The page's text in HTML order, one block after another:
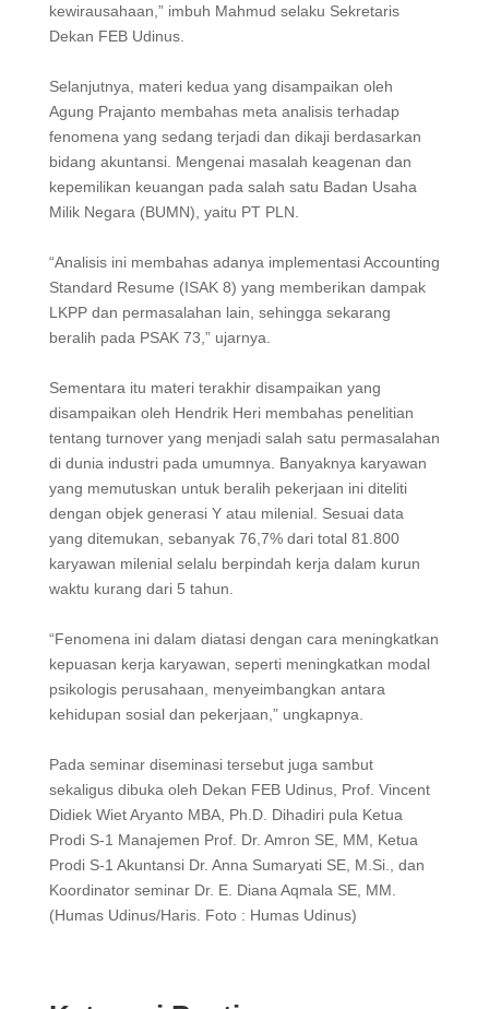
kewirausahaan,” imbuh Mahmud selaku Sekretaris
Dekan FEB Udinus.
Selanjutnya, materi kedua yang disampaikan oleh
Agung Prajanto membahas meta analisis terhadap
fenomena yang sedang terjadi dan dikaji berdasarkan
bidang akuntansi. Mengenai masalah keagenan dan
kepemilikan keuangan pada salah satu Badan Usaha
Milik Negara (BUMN), yaitu PT PLN.
“Analisis ini membahas adanya implementasi Accounting
Standard Resume (ISAK 8) yang memberikan dampak
LKPP dan permasalahan lain, sehingga sekarang
beralih pada PSAK 73,” ujarnya.
Sementara itu materi terakhir disampaikan yang
disampaikan oleh Hendrik Heri membahas penelitian
tentang turnover yang menjadi salah satu permasalahan
di dunia industri pada umumnya. Banyaknya karyawan
yang memutuskan untuk beralih pekerjaan ini diteliti
dengan objek generasi Y atau milenial. Sesuai data
yang ditemukan, sebanyak 76,7% dari total 81.800
karyawan milenial selalu berpindah kerja dalam kurun
waktu kurang dari 5 tahun.
“Fenomena ini dalam diatasi dengan cara meningkatkan
kepuasan kerja karyawan, seperti meningkatkan modal
psikologis perusahaan, menyeimbangkan antara
kehidupan sosial dan pekerjaan,” ungkapnya.
Pada seminar diseminasi tersebut juga sambut
sekaligus dibuka oleh Dekan FEB Udinus, Prof. Vincent
Didiek Wiet Aryanto MBA, Ph.D. Dihadiri pula Ketua
Prodi S-1 Manajemen Prof. Dr. Amron SE, MM, Ketua
Prodi S-1 Akuntansi Dr. Anna Sumaryati SE, M.Si., dan
Koordinator seminar Dr. E. Diana Aqmala SE, MM.
(Humas Udinus/Haris. Foto : Humas Udinus)